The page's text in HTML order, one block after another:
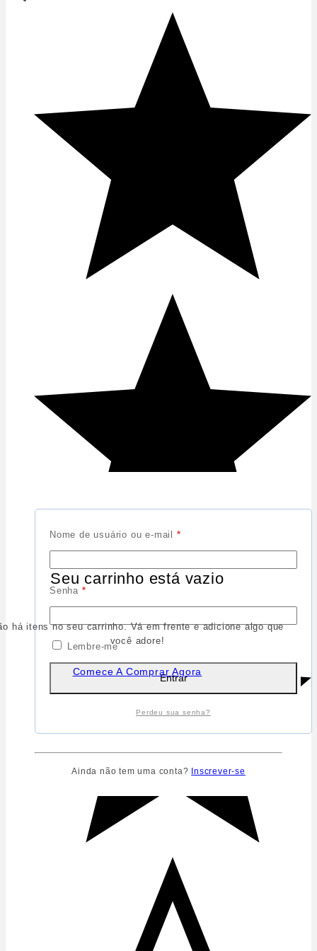
Nome de usuário ou e-mail *
Senha *
Lembre-me
Entrar
Perdeu sua senha?
Ainda não tem uma conta? Inscrever-se
Seu carrinho está vazio
há itens no seu carrinho. Vá em frente e adicione algo que
você adore!
Comece A Comprar Agora